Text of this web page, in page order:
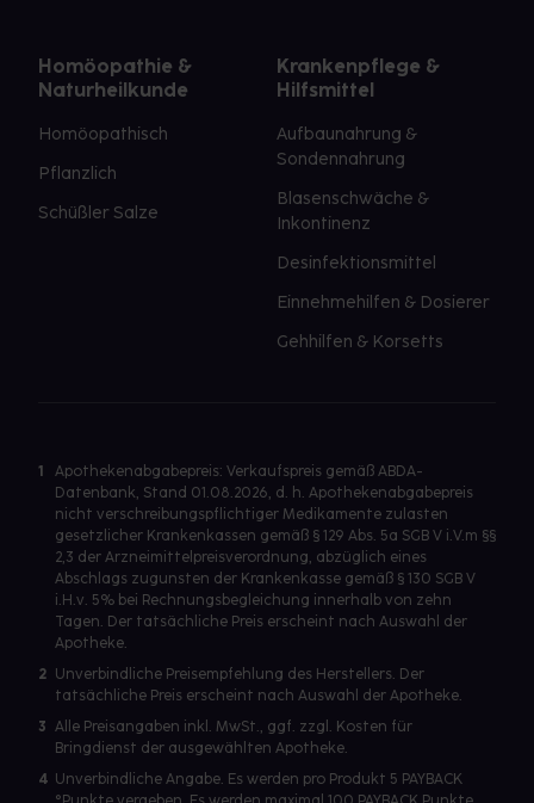
Homöopathie &
Naturheilkunde
Homöopathisch
Pflanzlich
Schüßler Salze
Krankenpflege &
Hilfsmittel
Aufbaunahrung &
Sondennahrung
Blasenschwäche &
Inkontinenz
Desinfektionsmittel
Einnehmehilfen & Dosierer
Gehhilfen & Korsetts
1
Apothekenabgabepreis: Verkaufspreis gemäß ABDA-
Datenbank, Stand 01.08.2026, d. h. Apothekenabgabepreis
nicht verschreibungspflichtiger Medikamente zulasten
gesetzlicher Krankenkassen gemäß § 129 Abs. 5a SGB V i.V.m §§
2,3 der Arzneimittelpreisverordnung, abzüglich eines
Abschlags zugunsten der Krankenkasse gemäß § 130 SGB V
i.H.v. 5% bei Rechnungsbegleichung innerhalb von zehn
Tagen. Der tatsächliche Preis erscheint nach Auswahl der
Apotheke.
2 Unverbindliche Preisempfehlung des Herstellers. Der
tatsächliche Preis erscheint nach Auswahl der Apotheke.
3 Alle Preisangaben inkl. MwSt., ggf. zzgl. Kosten für
Bringdienst der ausgewählten Apotheke.
4 Unverbindliche Angabe. Es werden pro Produkt 5 PAYBACK